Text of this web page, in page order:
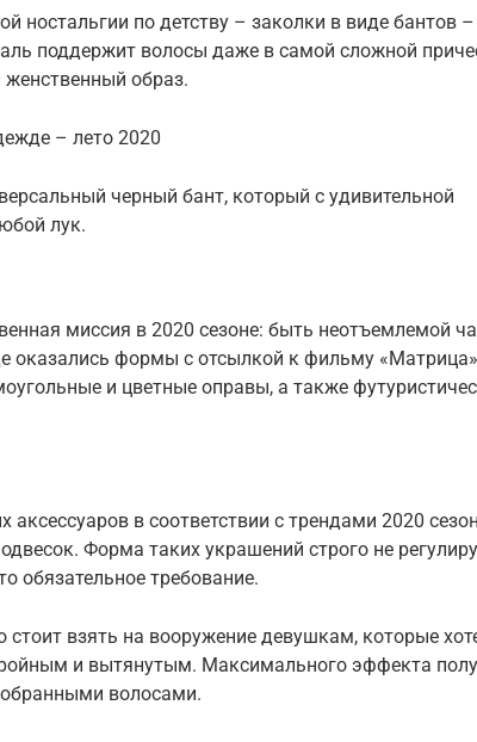
ностальгии по детству – заколки в виде бантов
поддержит волосы даже в самой сложной
образ.
– лето 2020
черный бант, который с удивительной
лук.
миссия в 2020 сезоне: быть неотъемлемой
оказались формы с отсылкой к фильму
и цветные оправы, а также
в соответствии с трендами 2020
Форма таких украшений строго не
обязательное требование.
стоит взять на вооружение девушкам, которые
и вытянутым. Максимального эффекта
волосами.